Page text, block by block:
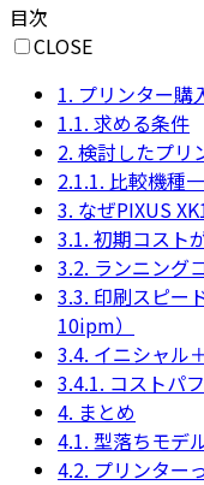
目次
CLOSE
1. プリンター購
1.1. 求める条件
2. 検討したプリ
2.1.1. 比較機種
3. なぜPIXUS
3.1. 初期コスト
3.2. ランニング
3.3. 印刷スピー
10ipm）
3.4. イニシャル
3.4.1. コストパ
4. まとめ
4.1. 型落ちモデ
4.2. プリンター